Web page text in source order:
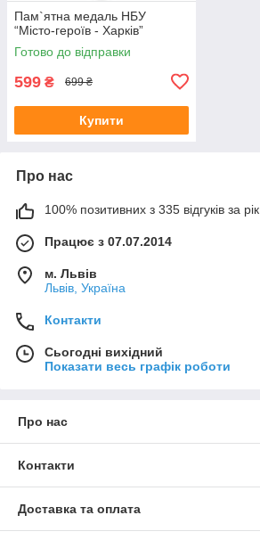
Пам`ятна медаль НБУ
“Місто-героїв - Харків”
Готово до відправки
599 ₴ 699 ₴
Купити
Про нас
100% позитивних з 335 відгуків за рік
Працює з 07.07.2014
м. Львів
Львів, Україна
Контакти
Сьогодні вихідний
Показати весь графік роботи
Про нас
Контакти
Доставка та оплата